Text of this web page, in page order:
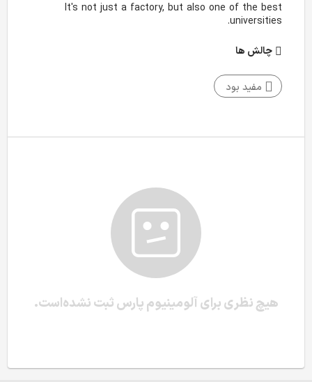
It's not just a factory, but also one of the best
universities.
چالش‌ ها
مفید بود
هیچ نظری برای آلومینیوم پارس ثبت نشده‌است.